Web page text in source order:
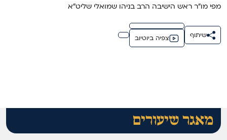
מפי מו"ר ראש הישיבה הרב בניהו שמואלי שליט"א
צפיה ביוטיוב שיתוף
מאגר שיעורים